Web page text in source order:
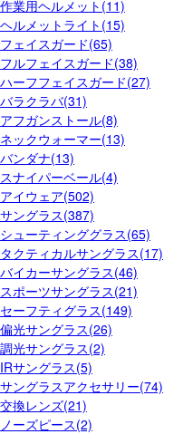
作業用ヘルメット(11)
ヘルメットライト(15)
フェイスガード(65)
フルフェイスガード(38)
ハーフフェイスガード(27)
バラクラバ(31)
アフガンストール(8)
ネックウォーマー(13)
バンダナ(13)
スナイパーベール(4)
アイウェア(502)
サングラス(387)
シューティンググラス(65)
タクティカルサングラス(17)
バイカーサングラス(46)
スポーツサングラス(21)
セーフティグラス(149)
偏光サングラス(26)
調光サングラス(2)
IRサングラス(5)
サングラスアクセサリー(74)
交換レンズ(21)
ノーズピース(2)